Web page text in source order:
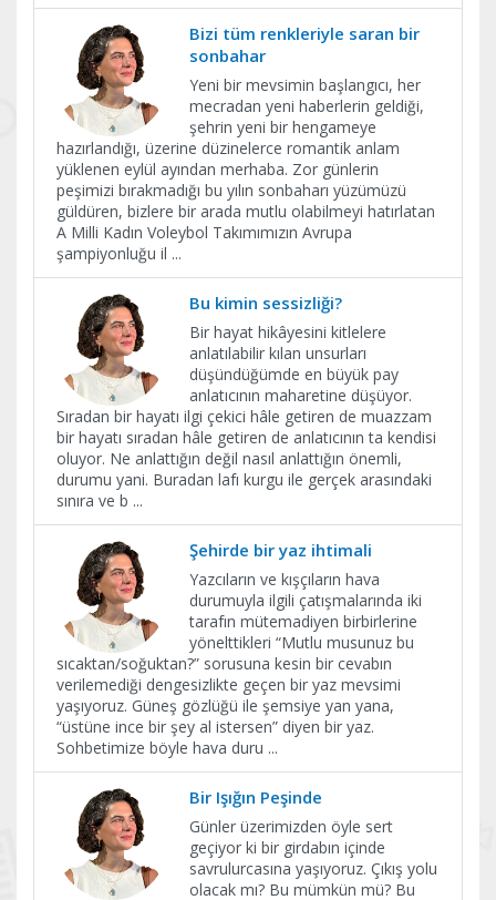
Bizi tüm renkleriyle saran bir
sonbahar
Yeni bir mevsimin başlangıcı, her
mecradan yeni haberlerin geldiği,
şehrin yeni bir hengameye
hazırlandığı, üzerine düzinelerce romantik anlam
yüklenen eylül ayından merhaba. Zor günlerin
peşimizi bırakmadığı bu yılın sonbaharı yüzümüzü
güldüren, bizlere bir arada mutlu olabilmeyi hatırlatan
A Milli Kadın Voleybol Takımımızın Avrupa
şampiyonluğu il ...
Bu kimin sessizliği?
Bir hayat hikâyesini kitlelere
anlatılabilir kılan unsurları
düşündüğümde en büyük pay
anlatıcının maharetine düşüyor.
Sıradan bir hayatı ilgi çekici hâle getiren de muazzam
bir hayatı sıradan hâle getiren de anlatıcının ta kendisi
oluyor. Ne anlattığın değil nasıl anlattığın önemli,
durumu yani. Buradan lafı kurgu ile gerçek arasındaki
sınıra ve b ...
Şehirde bir yaz ihtimali
Yazcıların ve kışçıların hava
durumuyla ilgili çatışmalarında iki
tarafın mütemadiyen birbirlerine
yönelttikleri “Mutlu musunuz bu
sıcaktan/soğuktan?” sorusuna kesin bir cevabın
verilemediği dengesizlikte geçen bir yaz mevsimi
yaşıyoruz. Güneş gözlüğü ile şemsiye yan yana,
“üstüne ince bir şey al istersen” diyen bir yaz.
Sohbetimize böyle hava duru ...
Bir Işığın Peşinde
Günler üzerimizden öyle sert
geçiyor ki bir girdabın içinde
savrulurcasına yaşıyoruz. Çıkış yolu
olacak mı? Bu mümkün mü? Bu